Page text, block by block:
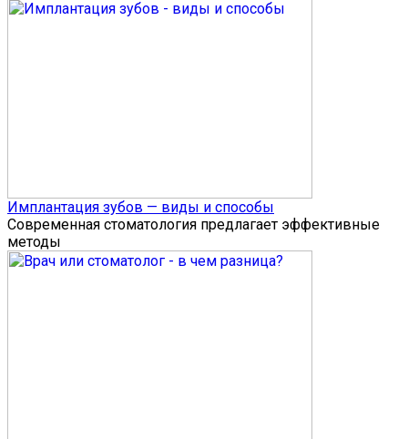
Имплантация зубов — виды и способы
Современная стоматология предлагает эффективные
методы